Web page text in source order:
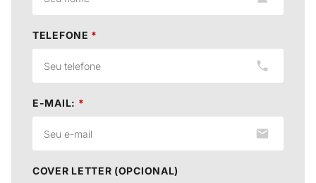
TELEFONE *
E-MAIL: *
COVER LETTER (OPCIONAL)